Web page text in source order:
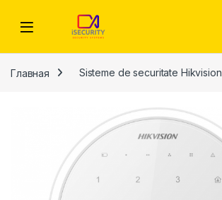
Главная Sisteme de securitate Hikvision